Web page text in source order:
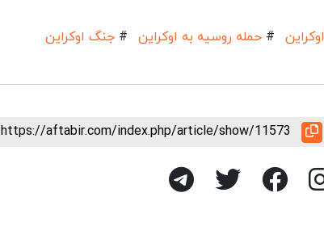
اوکراین # حمله روسیه به اوکراین # جنگ اوکراین
https://aftabir.com/index.php/article/show/11573